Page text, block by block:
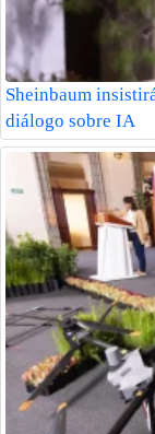
Sheinbaum
diálogo sobre IA